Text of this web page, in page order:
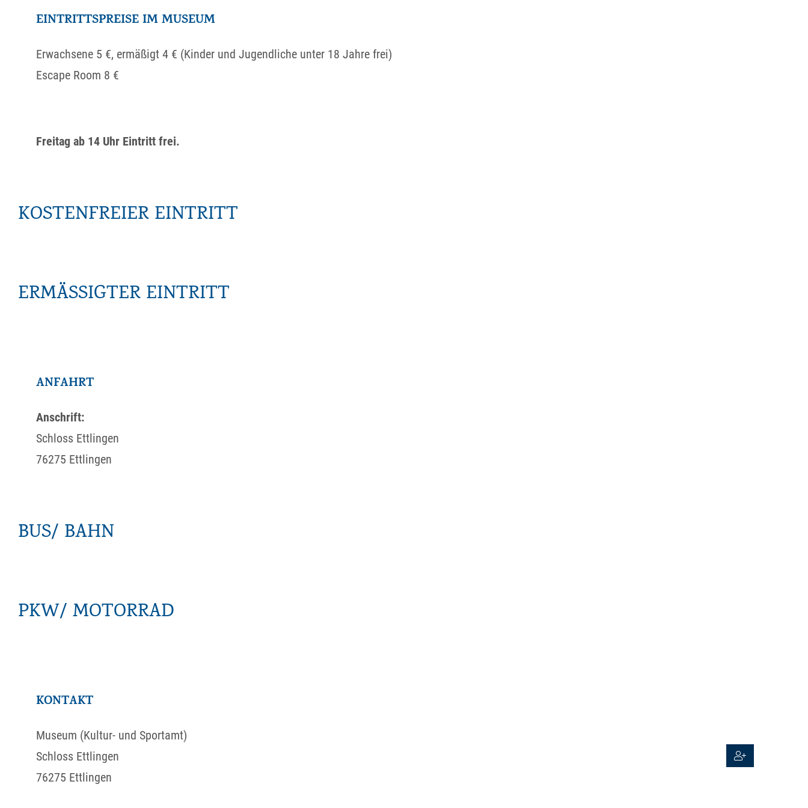
EINTRITTSPREISE IM MUSEUM
Erwachsene 5 €, ermäßigt 4 € (Kinder und Jugendliche unter 18 Jahre frei)
Escape Room 8 €
Freitag ab 14 Uhr Eintritt frei.
KOSTENFREIER EINTRITT
ERMÄSSIGTER EINTRITT
ANFAHRT
Anschrift:
Schloss Ettlingen
76275 Ettlingen
BUS/ BAHN
PKW/ MOTORRAD
KONTAKT
Museum (Kultur- und Sportamt)
Schloss Ettlingen
76275 Ettlingen